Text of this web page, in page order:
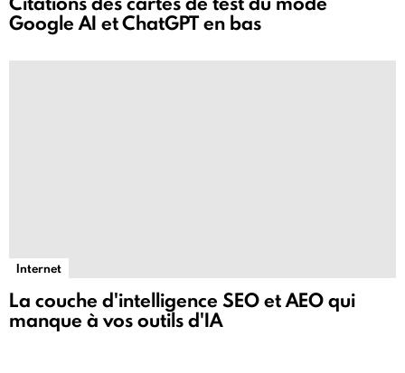
Google AI et ChatGPT en bas
Internet
La couche d'intelligence SEO et AEO qui
manque à vos outils d'IA